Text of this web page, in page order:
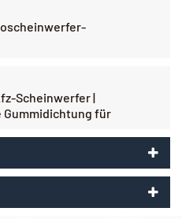
Scheinwerfer |
Gummidichtung für